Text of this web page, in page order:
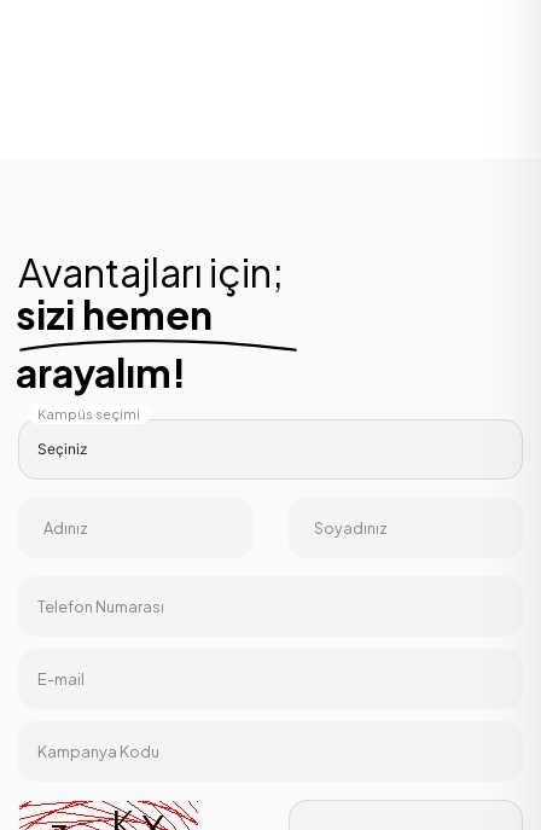
Avantajları için;
sizi hemen
arayalım!
Kampüs seçimi
Adınız Soyadınız
Telefon Numarası
E-mail
Kampanya Kodu